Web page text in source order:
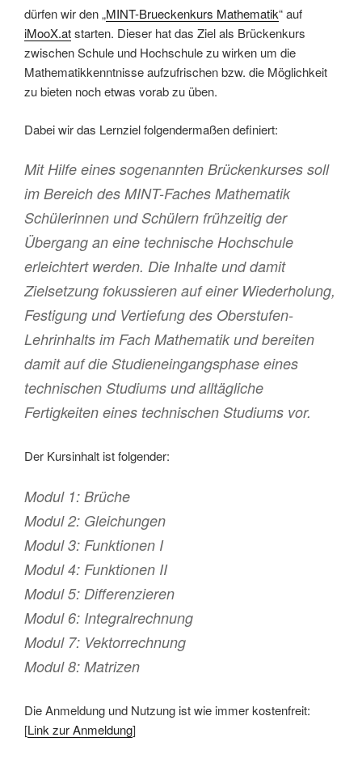
dürfen wir den „MINT-Brueckenkurs Mathematik“ auf
iMooX.atstarten. Dieser hat das Ziel als Brückenkurs
zwischen Schule und Hochschule zu wirken um die
Mathematikkenntnisse aufzufrischen bzw. die Möglichkeit
zu bieten noch etwas vorab zu üben.
Dabei wir das Lernziel folgendermaßen definiert:
Mit Hilfe eines sogenannten Brückenkurses soll
im Bereich des MINT-Faches Mathematik
Schülerinnen und Schülern frühzeitig der
Übergang an eine technische Hochschule
erleichtert werden. Die Inhalte und damit
Zielsetzung fokussieren auf einer Wiederholung,
Festigung und Vertiefung des Oberstufen-
Lehrinhalts im Fach Mathematik und bereiten
damit auf die Studieneingangsphase eines
technischen Studiums und alltägliche
Fertigkeiten eines technischen Studiums vor.
Der Kursinhalt ist folgender:
Modul 1: Brüche
Modul 2: Gleichungen
Modul 3: Funktionen I
Modul 4: Funktionen II
Modul 5: Differenzieren
Modul 6: Integralrechnung
Modul 7: Vektorrechnung
Modul 8: Matrizen
Die Anmeldung und Nutzung ist wie immer kostenfreit:
[Link zur Anmeldung]